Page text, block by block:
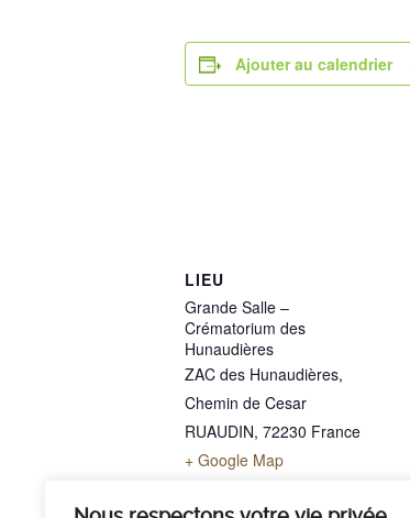
Ajouter au calendrier
LIEU
Grande Salle –
Crématorium des
Hunaudières
ZAC des Hunaudières,
Chemin de Cesar
RUAUDIN, 72230 France
+ Google Map
02 43 40 07 00